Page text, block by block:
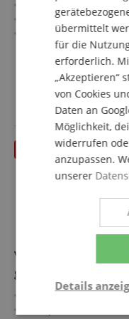
Reissued Series
Korpus: Erle
Griffbrett/Hals:
Tonabnehmer: 2 x
Farbe & Finish:
mehr anzeigen
Vintage Reissued
gut)
Reissued Series
übermittelt
für die
erforderlich.
„Akzeptieren“
von Cookies
Daten an
Möglichkeit,
widerrufen
anzupassen.
unserer
Details